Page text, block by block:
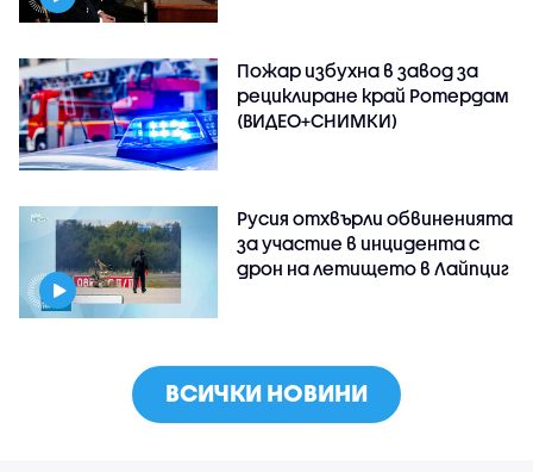
Пожар избухна в завод за
рециклиране край Ротердам
(ВИДЕО+СНИМКИ)
Русия отхвърли обвиненията
за участие в инцидента с
дрон на летището в Лайпциг
ВСИЧКИ НОВИНИ